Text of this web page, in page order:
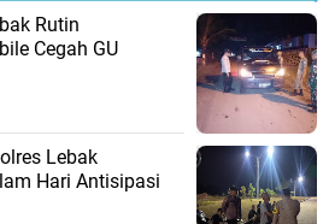
Rutin
Cegah GU
Lebak
Hari Antisipasi